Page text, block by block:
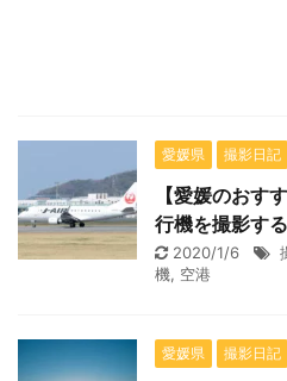
愛媛県 撮影日記
【愛媛のおす
行機を撮影す
2020/1/6
機, 空港
愛媛県 撮影日記